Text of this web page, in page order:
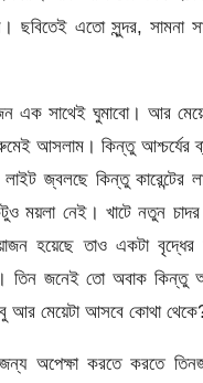
ছবিতেই এতো সুন্দর, সামনা
এক সাথেই ঘুমাবো। আর
আসলাম। কিন্তু আশ্চর্যের
জ্বলছে কিন্তু কারেন্টের
ময়লা নেই। খাটে নতুন
হয়েছে তাও একটা বৃদ্ধের
তিন জনেই তো অবাক কিন্তু
আর মেয়েটা আসবে কোথা
অপেক্ষা করতে করতে